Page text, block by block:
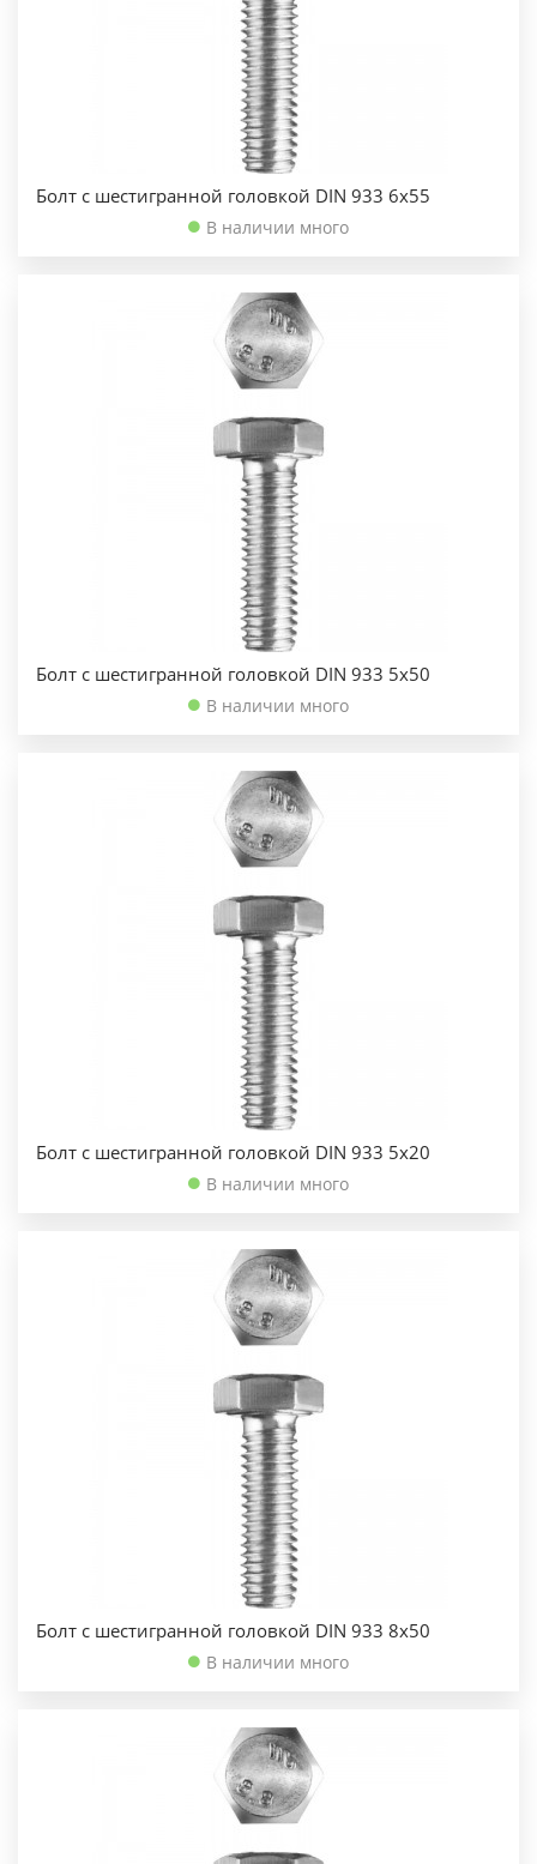
Болт с шестигранной головкой DIN 933 6х55
В наличии много
Болт с шестигранной головкой DIN 933 5х50
В наличии много
Болт с шестигранной головкой DIN 933 5х20
В наличии много
Болт с шестигранной головкой DIN 933 8х50
В наличии много